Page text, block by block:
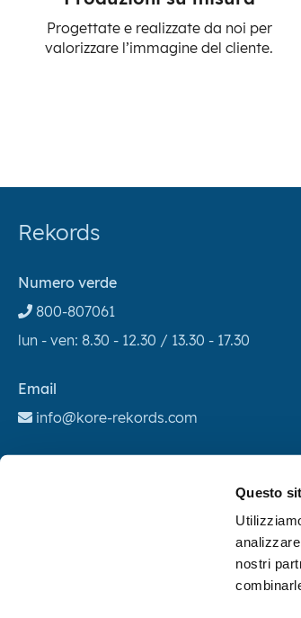
Questo
nostri
Progettate e realizzate da noi per
valorizzare l’immagine del cliente.
Rekords
Numero verde
800-807061
lun - ven: 8.30 - 12.30 / 13.30 - 17.30
Email
info@kore-rekords.com